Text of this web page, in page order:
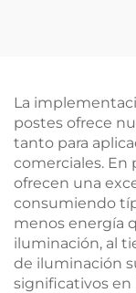
La
postes ofrece
tanto para
comerciales. En
ofrecen una
consumiendo
menos energía
iluminación, al
de iluminación
significativos en